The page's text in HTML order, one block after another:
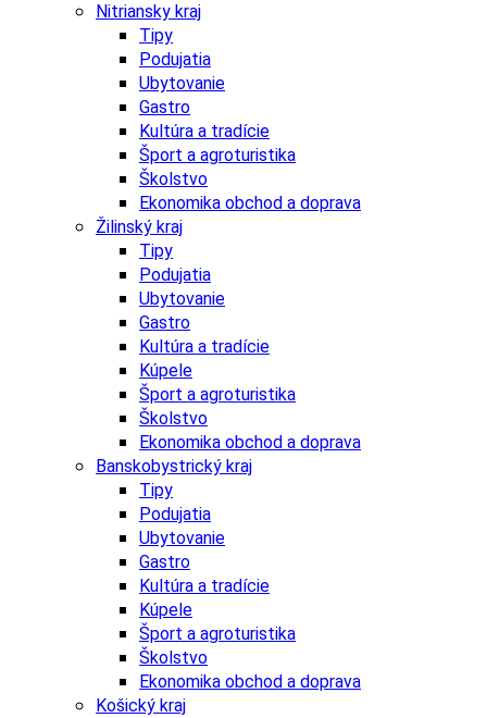
Nitriansky kraj
Tipy
Podujatia
Ubytovanie
Gastro
Kultúra a tradície
Šport a agroturistika
Školstvo
Ekonomika obchod a doprava
Žilinský kraj
Tipy
Podujatia
Ubytovanie
Gastro
Kultúra a tradície
Kúpele
Šport a agroturistika
Školstvo
Ekonomika obchod a doprava
Banskobystrický kraj
Tipy
Podujatia
Ubytovanie
Gastro
Kultúra a tradície
Kúpele
Šport a agroturistika
Školstvo
Ekonomika obchod a doprava
Košický kraj